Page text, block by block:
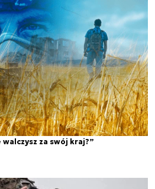
za swój kraj?”